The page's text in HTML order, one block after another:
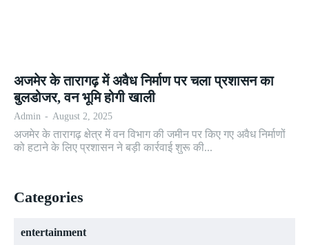
अजमेर के तारागढ़ में अवैध निर्माण पर चला प्रशासन का
बुलडोजर, वन भूमि होगी खाली
Admin - August 2, 2025
अजमेर के तारागढ़ क्षेत्र में वन विभाग की जमीन पर किए गए अवैध निर्माणों
को हटाने के लिए प्रशासन ने बड़ी कार्रवाई शुरू की...
Categories
entertainment